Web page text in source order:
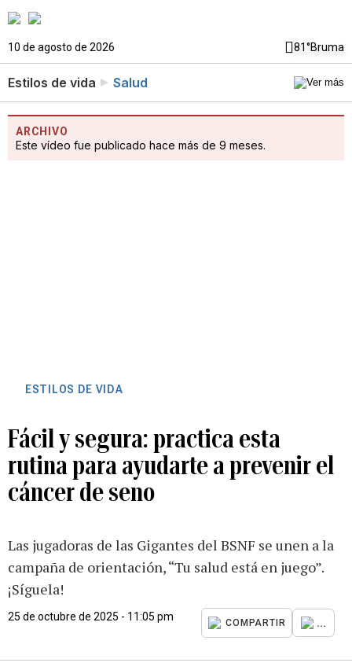
10 de agosto de 2026 81°Bruma
Estilos de vida Salud
ARCHIVO
Este vídeo fue publicado hace más de 9 meses.
ESTILOS DE VIDA
Fácil y segura: practica esta
rutina para ayudarte a prevenir el
cáncer de seno
Las jugadoras de las Gigantes del BSNF se unen a la
campaña de orientación, “Tu salud está en juego”.
¡Síguela!
25 de octubre de 2025 - 11:05 pm
COMPARTIR ...